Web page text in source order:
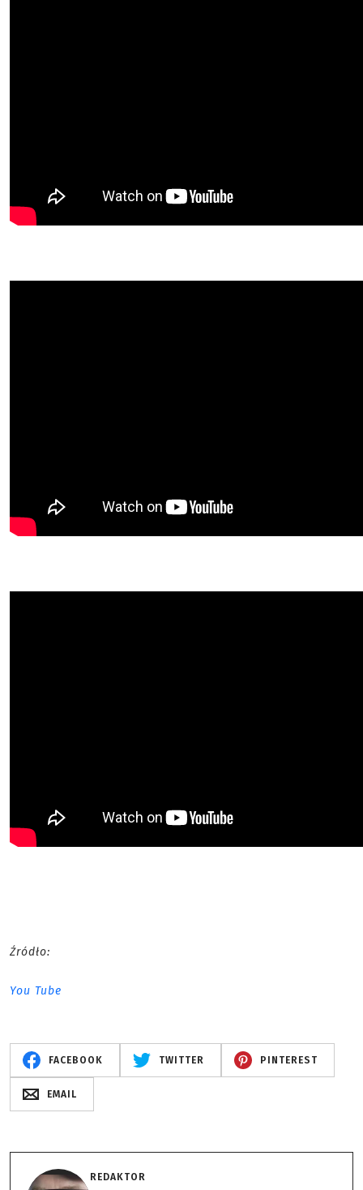
Źródło:
You Tube
FACEBOOK TWITTER PINTEREST
EMAIL
REDAKTOR